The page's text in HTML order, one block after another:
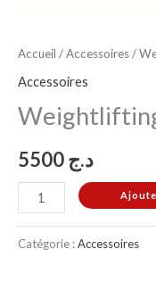
Accueil /Accessoires/
Accessoires
د.ج
Catégorie :Accessoires